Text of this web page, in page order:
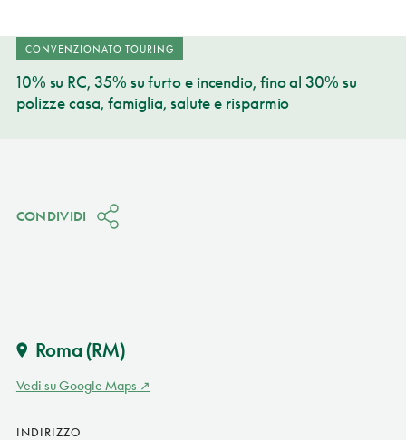
CONVENZIONATO TOURING
10% su RC, 35% su furto e incendio, fino al 30% su
polizze casa, famiglia, salute e risparmio
CONDIVIDI
Roma (RM)
Vedi su Google Maps
INDIRIZZO